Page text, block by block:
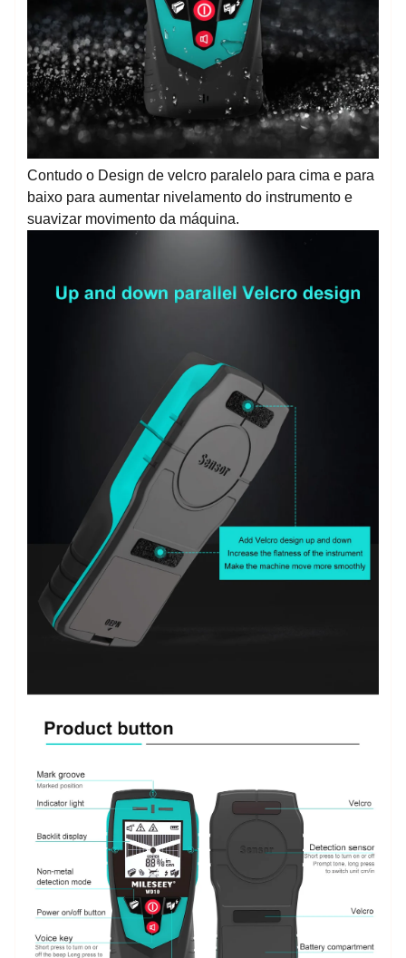
Contudo o Design de velcro paralelo para cima e para
baixo para aumentar nivelamento do instrumento e
suavizar movimento da máquina.